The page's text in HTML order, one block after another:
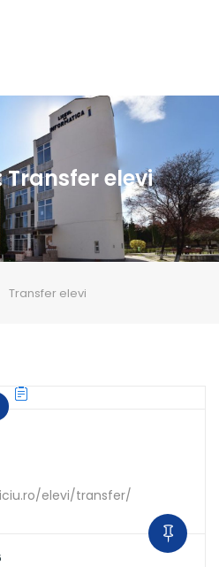
Transfer elevi
Transfer elevi
elevi/transfer/